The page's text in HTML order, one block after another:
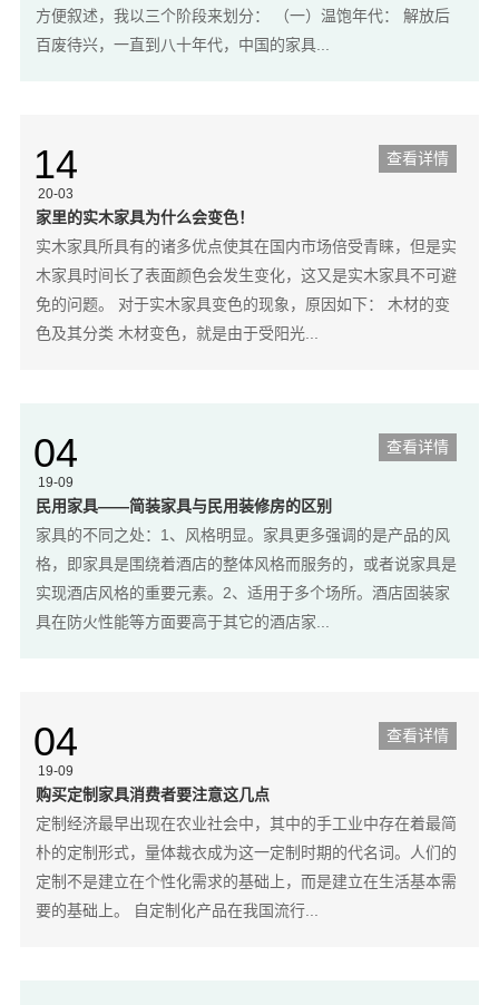
方便叙述，我以三个阶段来划分： （一）温饱年代： 解放后
百废待兴，一直到八十年代，中国的家具...
查看详情
14
20-03
家里的实木家具为什么会变色！
实木家具所具有的诸多优点使其在国内市场倍受青睐，但是实
木家具时间长了表面颜色会发生变化，这又是实木家具不可避
免的问题。 对于实木家具变色的现象，原因如下： 木材的变
色及其分类 木材变色，就是由于受阳光...
查看详情
04
19-09
民用家具——简装家具与民用装修房的区别
家具的不同之处：1、风格明显。家具更多强调的是产品的风
格，即家具是围绕着酒店的整体风格而服务的，或者说家具是
实现酒店风格的重要元素。2、适用于多个场所。酒店固装家
具在防火性能等方面要高于其它的酒店家...
查看详情
04
19-09
购买定制家具消费者要注意这几点
定制经济最早出现在农业社会中，其中的手工业中存在着最简
朴的定制形式，量体裁衣成为这一定制时期的代名词。人们的
定制不是建立在个性化需求的基础上，而是建立在生活基本需
要的基础上。 自定制化产品在我国流行...